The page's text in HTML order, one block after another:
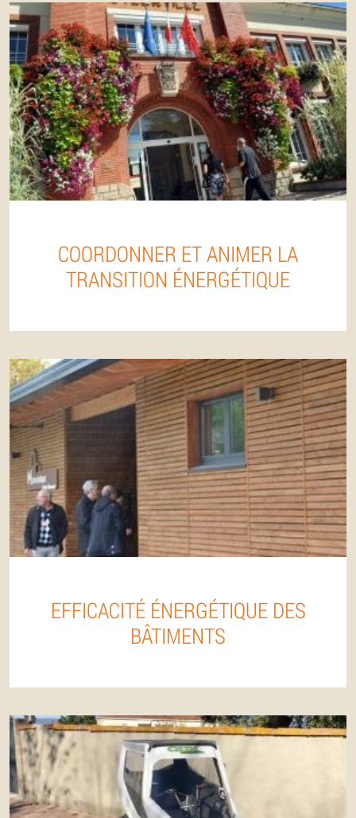
COORDONNER ET ANIMER LA
TRANSITION ÉNERGÉTIQUE
EFFICACITÉ ÉNERGÉTIQUE DES
BÂTIMENTS